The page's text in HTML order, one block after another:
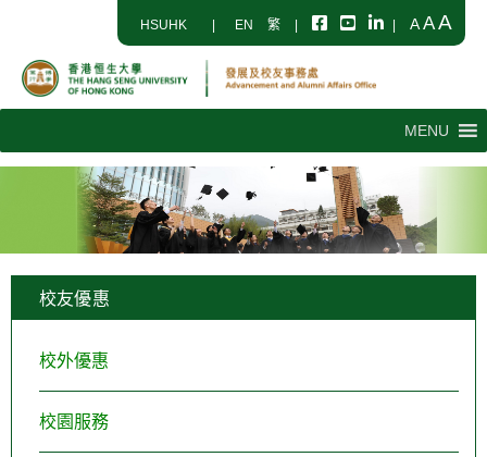
HSUHK EN 繁 AAA
MENU
校友優惠
校外優惠
校園服務